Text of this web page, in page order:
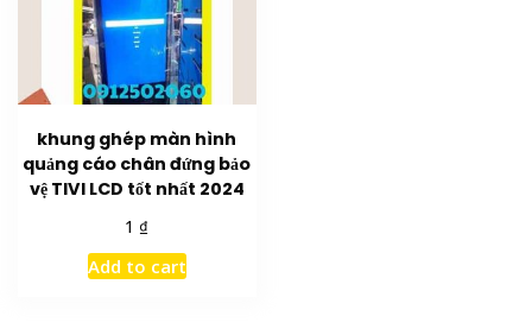
khung ghép màn hình
quảng cáo chân đứng bảo
vệ TIVI LCD tốt nhất 2024
1 ₫
Add to cart